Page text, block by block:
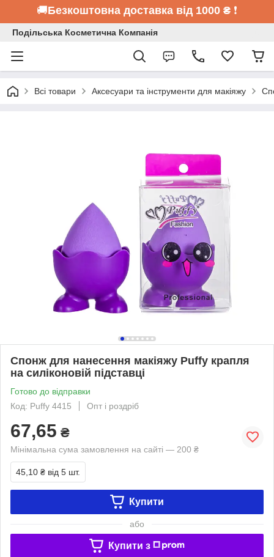
🚚Безкоштовна доставка від 1000 ₴ ❗
Подільська Косметична Компанія
Всі товари Аксесуари та інструменти для макіяжу
Спонж для нанесення макіяжу Puffy крапля
на силіконовій підставці
Готово до відправки
Код: Puffy 4415
Опт і роздріб
67,65 ₴
Мінімальна сума замовлення на сайті — 200 ₴
45,10 ₴ від 5 шт.
Купити
або
Купити з